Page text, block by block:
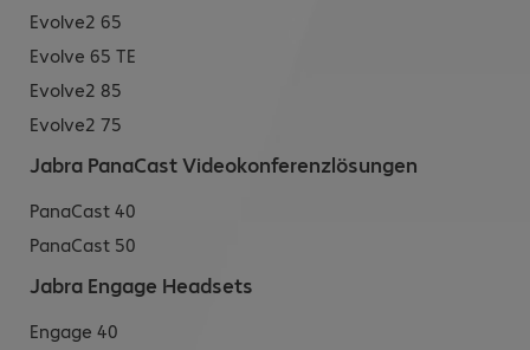
Evolve2 65
Evolve 65 TE
Evolve2 85
Evolve2 75
Jabra PanaCast Videokonferenzlösungen
PanaCast 40
PanaCast 50
Jabra Engage Headsets
Engage 40